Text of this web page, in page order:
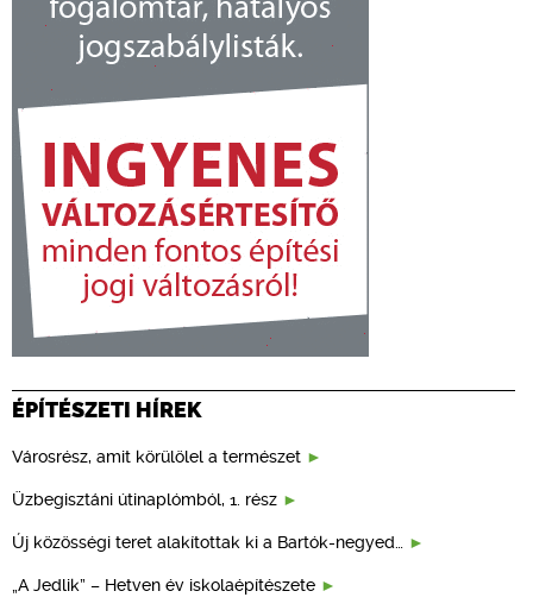
ÉPÍTÉSZETI HÍREK
Városrész, amit körülölel a természet
Üzbegisztáni útinaplómból, 1. rész
Új közösségi teret alakítottak ki a Bartók-negyed…
„A Jedlik” – Hetven év iskolaépítészete